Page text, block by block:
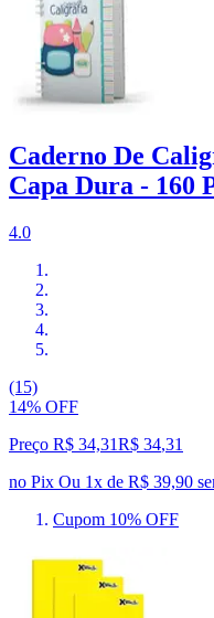
Caderno De
Capa Dura - 160
4.0
(15)
14% OFF
Preço R$ 34,31R$ 34,31
no Pix Ou 1x de R$ 39,90
Cupom 10% OFF